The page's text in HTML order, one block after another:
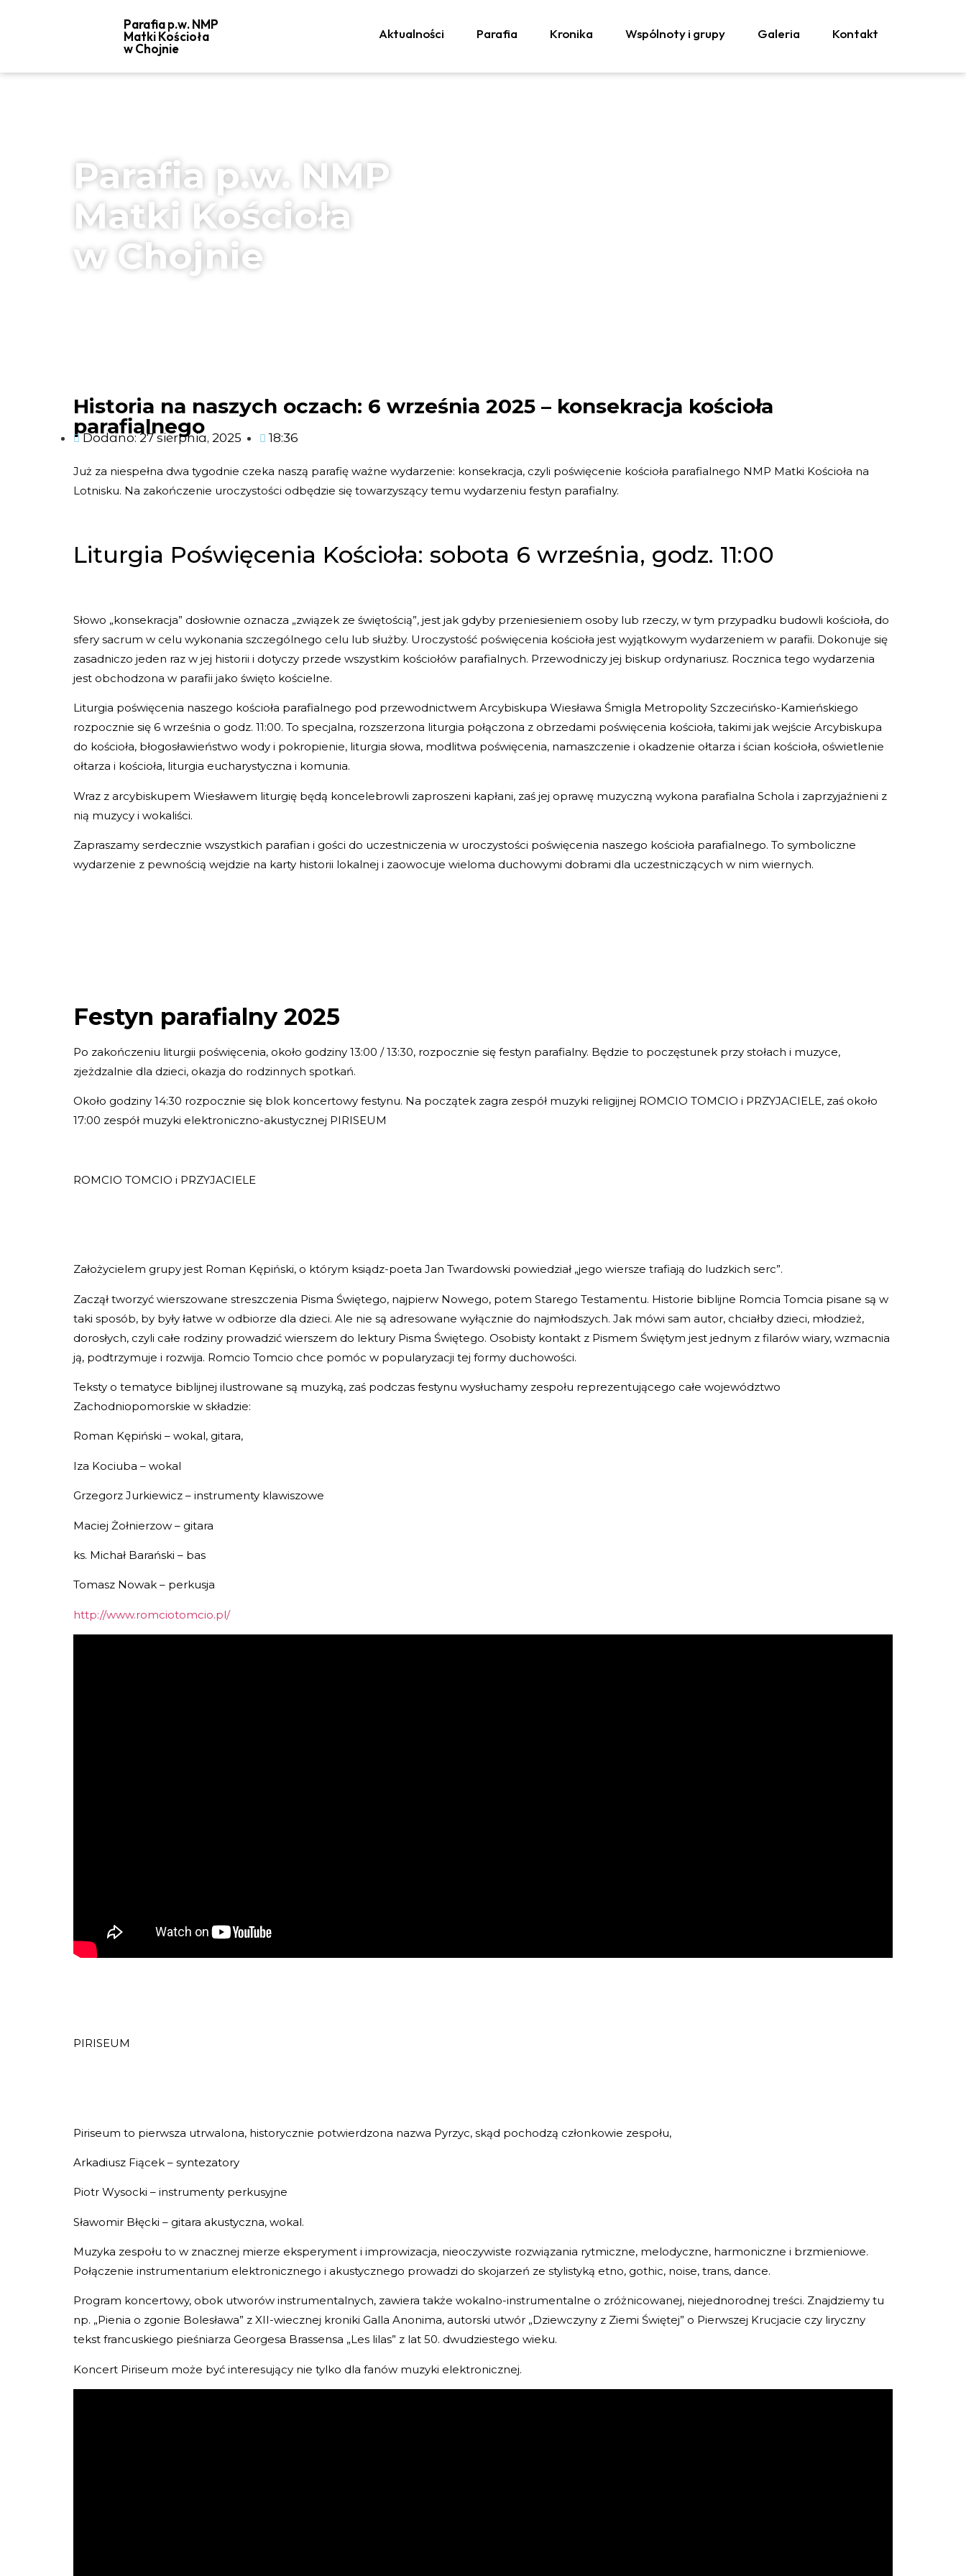
Parafia p.w. NMP
Matki Kościoła
w Chojnie
Aktualności Parafia Kronika Wspólnoty i grupy Galeria Kontakt
Parafia p.w. NMP
Matki Kościoła
w Chojnie
Historia na naszych oczach: 6 września 2025 – konsekracja kościoła
parafialnego
Dodano:27 sierpnia, 2025 18:36
Już za niespełna dwa tygodnie czeka naszą parafię ważne wydarzenie: konsekracja, czyli poświęcenie kościoła parafialnego NMP Matki Kościoła na
Lotnisku. Na zakończenie uroczystości odbędzie się towarzyszący temu wydarzeniu festyn parafialny.
Liturgia Poświęcenia Kościoła: sobota 6 września, godz. 11:00
Słowo „konsekracja” dosłownie oznacza „związek ze świętością”, jest jak gdyby przeniesieniem osoby lub rzeczy, w tym przypadku budowli kościoła, do
sfery sacrum w celu wykonania szczególnego celu lub służby. Uroczystość poświęcenia kościoła jest wyjątkowym wydarzeniem w parafii. Dokonuje się
zasadniczo jeden raz w jej historii i dotyczy przede wszystkim kościołów parafialnych. Przewodniczy jej biskup ordynariusz. Rocznica tego wydarzenia
jest obchodzona w parafii jako święto kościelne.
Liturgia poświęcenia naszego kościoła parafialnego pod przewodnictwem Arcybiskupa Wiesława Śmigla Metropolity Szczecińsko-Kamieńskiego
rozpocznie się 6 września o godz. 11:00. To specjalna, rozszerzona liturgia połączona z obrzedami poświęcenia kościoła, takimi jak wejście Arcybiskupa
do kościoła, błogosławieństwo wody i pokropienie, liturgia słowa, modlitwa poświęcenia, namaszczenie i okadzenie ołtarza i ścian kościoła, oświetlenie
ołtarza i kościoła, liturgia eucharystyczna i komunia.
Wraz z arcybiskupem Wiesławem liturgię będą koncelebrowli zaproszeni kapłani, zaś jej oprawę muzyczną wykona parafialna Schola i zaprzyjaźnieni z
nią muzycy i wokaliści.
Zapraszamy serdecznie wszystkich parafian i gości do uczestniczenia w uroczystości poświęcenia naszego kościoła parafialnego. To symboliczne
wydarzenie z pewnością wejdzie na karty historii lokalnej i zaowocuje wieloma duchowymi dobrami dla uczestniczących w nim wiernych.
Festyn parafialny 2025
Po zakończeniu liturgii poświęcenia, około godziny 13:00 / 13:30, rozpocznie się festyn parafialny. Będzie to poczęstunek przy stołach i muzyce,
zjeżdzalnie dla dzieci, okazja do rodzinnych spotkań.
Około godziny 14:30 rozpocznie się blok koncertowy festynu. Na początek zagra zespół muzyki religijnej ROMCIO TOMCIO i PRZYJACIELE, zaś około
17:00 zespół muzyki elektroniczno-akustycznej PIRISEUM
ROMCIO TOMCIO i PRZYJACIELE
Założycielem grupy jest Roman Kępiński, o którym ksiądz-poeta Jan Twardowski powiedział „jego wiersze trafiają do ludzkich serc”.
Zaczął tworzyć wierszowane streszczenia Pisma Świętego, najpierw Nowego, potem Starego Testamentu. Historie biblijne Romcia Tomcia pisane są w
taki sposób, by były łatwe w odbiorze dla dzieci. Ale nie są adresowane wyłącznie do najmłodszych. Jak mówi sam autor, chciałby dzieci, młodzież,
dorosłych, czyli całe rodziny prowadzić wierszem do lektury Pisma Świętego. Osobisty kontakt z Pismem Świętym jest jednym z filarów wiary, wzmacnia
ją, podtrzymuje i rozwija. Romcio Tomcio chce pomóc w popularyzacji tej formy duchowości.
Teksty o tematyce biblijnej ilustrowane są muzyką, zaś podczas festynu wysłuchamy zespołu reprezentującego całe województwo
Zachodniopomorskie w składzie:
Roman Kępiński – wokal, gitara,
Iza Kociuba – wokal
Grzegorz Jurkiewicz – instrumenty klawiszowe
Maciej Żołnierzow – gitara
ks. Michał Barański – bas
Tomasz Nowak – perkusja
http://www.romciotomcio.pl/
PIRISEUM
Piriseum to pierwsza utrwalona, historycznie potwierdzona nazwa Pyrzyc, skąd pochodzą członkowie zespołu,
Arkadiusz Fiącek – syntezatory
Piotr Wysocki – instrumenty perkusyjne
Sławomir Błęcki – gitara akustyczna, wokal.
Muzyka zespołu to w znacznej mierze eksperyment i improwizacja, nieoczywiste rozwiązania rytmiczne, melodyczne, harmoniczne i brzmieniowe.
Połączenie instrumentarium elektronicznego i akustycznego prowadzi do skojarzeń ze stylistyką etno, gothic, noise, trans, dance.
Program koncertowy, obok utworów instrumentalnych, zawiera także wokalno-instrumentalne o zróżnicowanej, niejednorodnej treści. Znajdziemy tu
np. „Pienia o zgonie Bolesława” z XII-wiecznej kroniki Galla Anonima, autorski utwór „Dziewczyny z Ziemi Świętej” o Pierwszej Krucjacie czy liryczny
tekst francuskiego pieśniarza Georgesa Brassensa „Les lilas” z lat 50. dwudziestego wieku.
Koncert Piriseum może być interesujący nie tylko dla fanów muzyki elektronicznej.